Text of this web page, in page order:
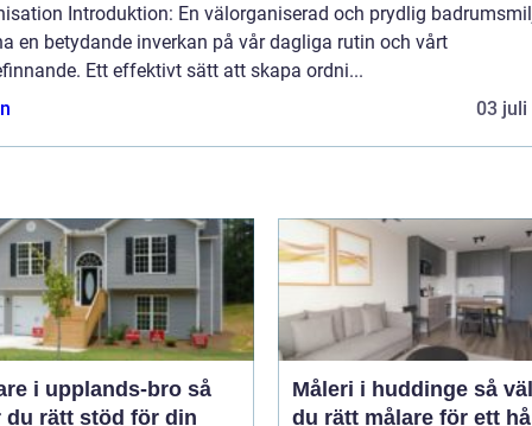
Introduktion: En välorganiserad och prydlig
en betydande inverkan på vår dagliga rutin och vårt
Ett effektivt sätt att skapa ordni...
03 juli
i upplands-bro så
du rätt stöd för din
Måleri i huddinge så väljer
du rätt målare för ett